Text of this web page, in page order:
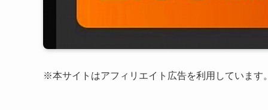
※本サイトはアフィリエイト広告を利用しています